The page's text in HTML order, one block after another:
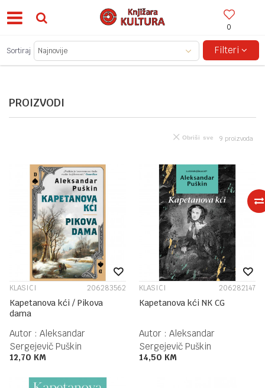
0
BESPLATNA ISPORUKA ZA IZNOSE PREKO 150KM!
PROIZVODI
Sortiraj Filteri
9 proizvoda
Obriši sve
KLASICI 206283562
Kapetanova kći / Pikova
dama
Autor : Aleksandar
Sergejevič Puškin
12,70 KM
KLASICI 206282147
Kapetanova kći NK CG
Autor : Aleksandar
Sergejevič Puškin
14,50 KM